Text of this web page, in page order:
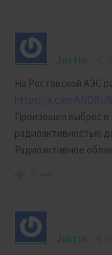
Justin
На Ростовской АЭС
https://x.com/
Произошел выброс
радиоактивностью
Радиоактивное
Justin